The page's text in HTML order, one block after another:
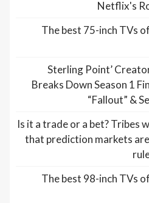
Netflix's
The best 75-inch TVs
‘Sterling Point’
Breaks Down Season 1
“Fallout” &
Is it a trade or a bet? Tribes
that prediction markets
The best 98-inch TVs